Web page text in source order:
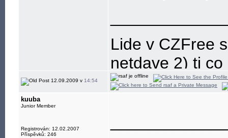
Lide v CZFree
netdave 2) ti
12.09.2009 v 14:54
kuuba
Junior Member
Registrován: 12.02.2007
Příspěvků: 246